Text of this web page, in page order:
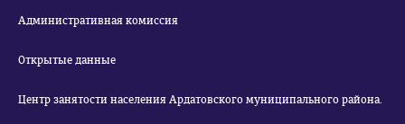
Административная комиссия
Открытые данные
Центр занятости населения Ардатовского муниципального района.